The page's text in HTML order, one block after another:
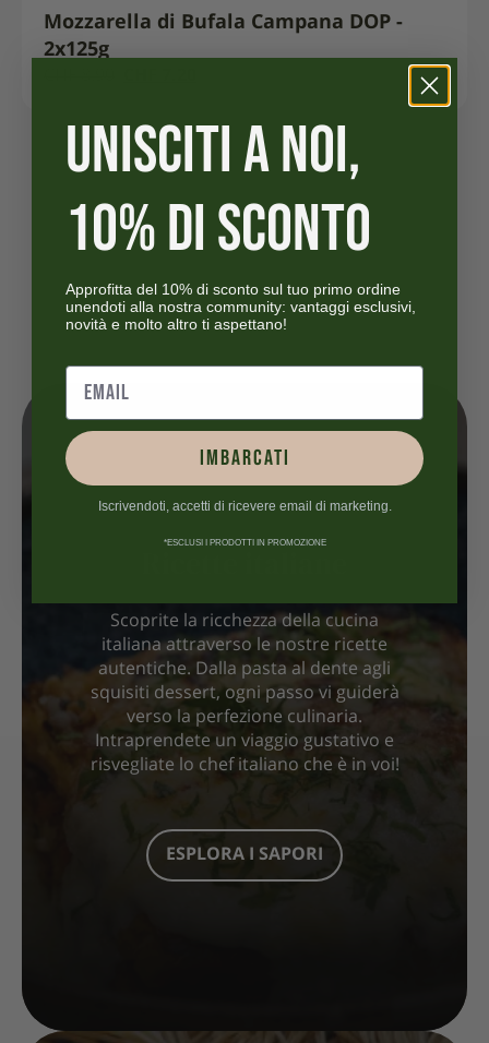
Mozzarella di Bufala Campana DOP -
2x125g
prezzo
iniziale
era:
attuale
CHF ,20
Scoprite la ricchezza della cucina
italiana attraverso le nostre ricette
autentiche. Dalla pasta al dente agli
squisiti dessert, ogni passo vi guiderà
verso la perfezione culinaria.
Intraprendete un viaggio gustativo e
risvegliate lo chef italiano che è in voi!
ESPLORA I SAPORI
UNISCITI A NOI,
10% DI SCONTO
Approfitta del 10% di sconto sul tuo primo ordine
unendoti alla nostra community: vantaggi esclusivi,
novità e molto altro ti aspettano!
IMBARCATI
Iscrivendoti, accetti di ricevere email di marketing.
*ESCLUSI I PRODOTTI IN PROMOZIONE